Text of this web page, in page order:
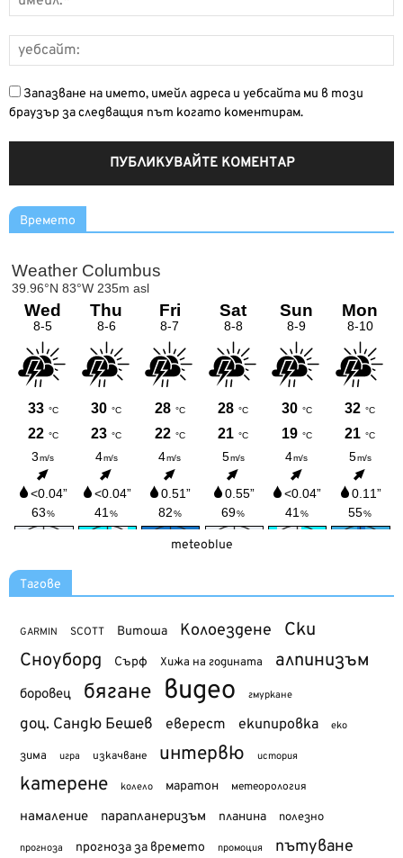
Запазване на името, имейл адреса и уебсайта ми в този
браузър за следващия път когато коментирам.
Времето
meteoblue
Тагове
GARMIN SCOTT Витоша Колоездене Ски
Сноуборд Сърф Хижа на годината алпинизъм
боровец бягане видео гмуркане
доц. Сандю Бешев еверест екипировка еко
зима игра изкачване интервю история
катерене колело маратон метеорология
намаление парапланеризъм планина полезно
прогноза прогноза за времето промоция пътуване